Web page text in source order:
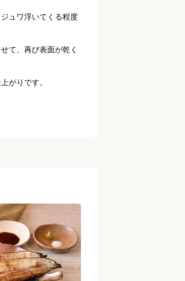
ュワ浮いてくる程度
て、再び表面が乾く
がりです。